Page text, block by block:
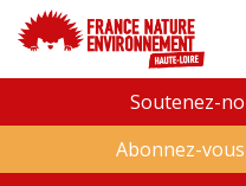
Soutenez-
Abonnez-